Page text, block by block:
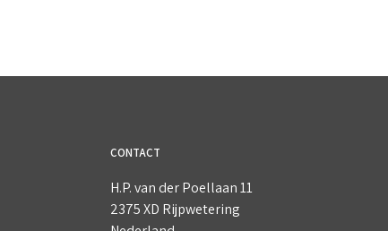
CONTACT
H.P. van der Poellaan 11
2375 XD Rijpwetering